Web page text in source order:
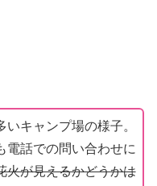
キャンプ場の様子。
電話での問い合わせに
火が見えるかどうかは